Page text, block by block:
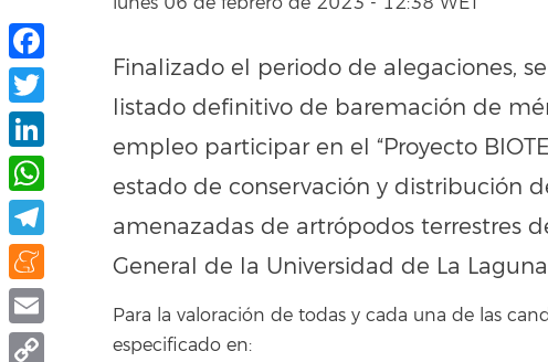
Finalizado el periodo de alegaciones,
listado definitivo de baremación de
empleo participar en el “Proyecto
estado de conservación y distribución
amenazadas de artrópodos terrestres
General de la Universidad de La
Para la valoración de todas y cada una de las
especificado en:
Facebook
Twitter
LinkedIn
WhatsApp
Telegram
Meneame
Email